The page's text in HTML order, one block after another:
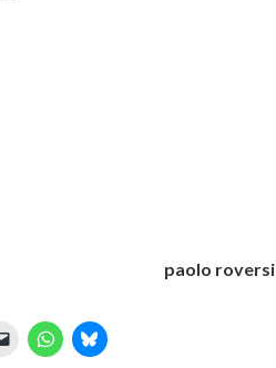
paolo roversi